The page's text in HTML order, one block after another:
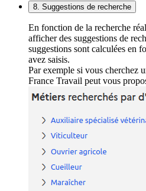
8. Suggestions de recherche
En fonction de la recherche
afficher des suggestions de
suggestions sont calculées en
avez saisis.
Par exemple si vous cherchez
France Travail peut vous